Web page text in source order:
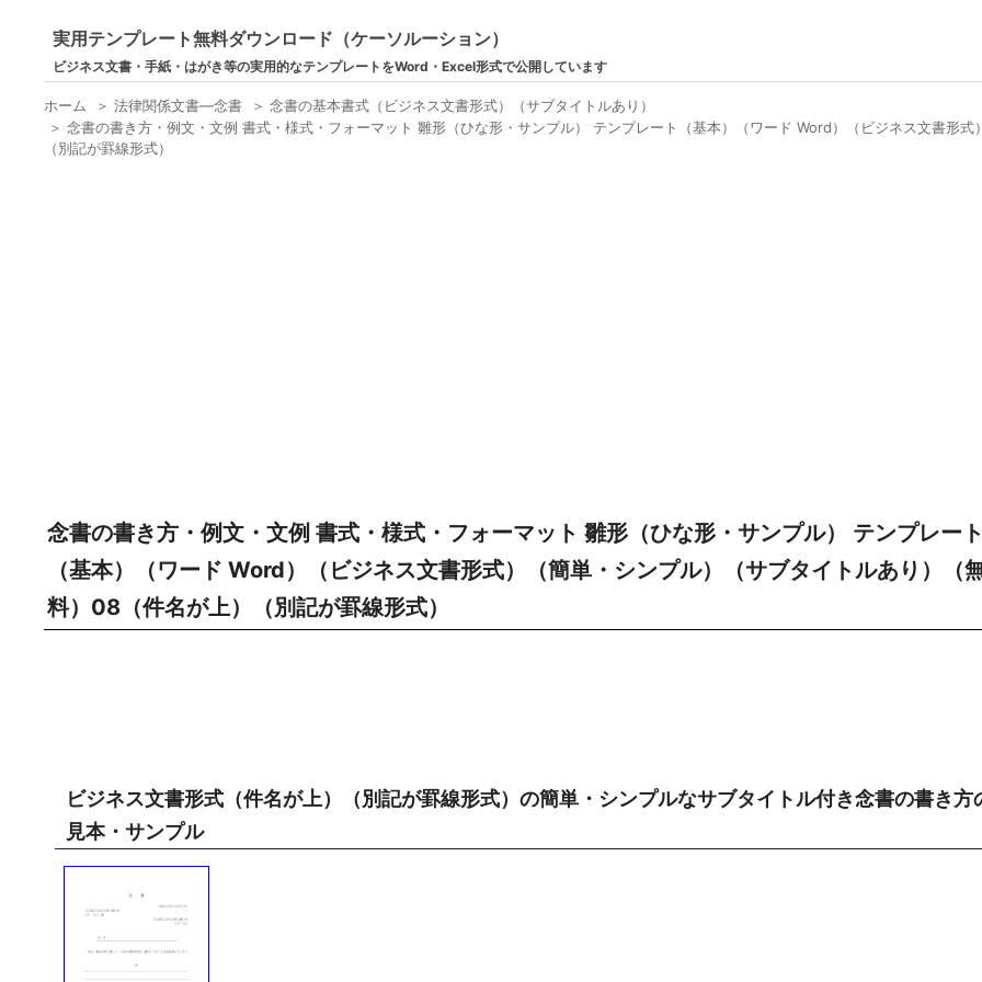
実用テンプレート無料ダウンロード（ケーソルーション）
ビジネス文書・手紙・はがき等の実用的なテンプレートをWord・Excel形式で公開しています
ホーム ＞法律関係文書―念書 ＞念書の基本書式（ビジネス文書形式）（サブタイトルあり）
＞念書の書き方・例文・文例 書式・様式・フォーマット 雛形（ひな形・サンプル） テンプレート（基本）（ワード Word）（ビジネス文書形
（別記が罫線形式）
念書の書き方・例文・文例 書式・様式・フォーマット 雛形（ひな形・サンプル） テンプレート
（基本）（ワード Word）（ビジネス文書形式）（簡単・シンプル）（サブタイトルあり）（
料）08（件名が上）（別記が罫線形式）
ビジネス文書形式（件名が上）（別記が罫線形式）の簡単・シンプルなサブタイトル付き念書の書き方
見本・サンプル